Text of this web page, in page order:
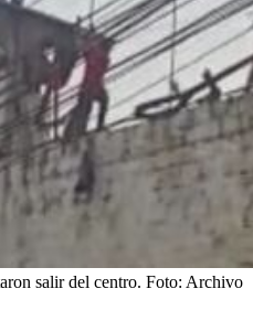
salir del centro. Foto: Archivo